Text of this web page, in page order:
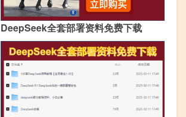
DeepSeek全套部署资料免费下载